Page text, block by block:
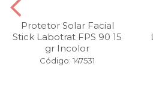
Protetor Solar Facial
Stick Labotrat FPS 90 15
gr Incolor
Código: 147531